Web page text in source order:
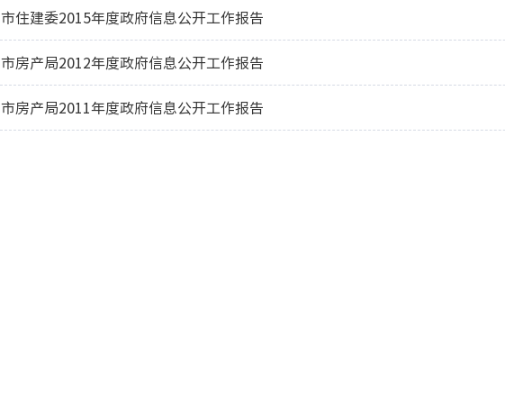
市住建委2015年度政府信息公开工作报告
市房产局2012年度政府信息公开工作报告
市房产局2011年度政府信息公开工作报告